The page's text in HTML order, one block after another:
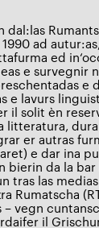
dal:las
ad
ed
e survegnir
e
e lavurs
il solit èn
litteratura,
er autras
e dar ina
bierin da la
tras las
Rumatscha
– vegn
il